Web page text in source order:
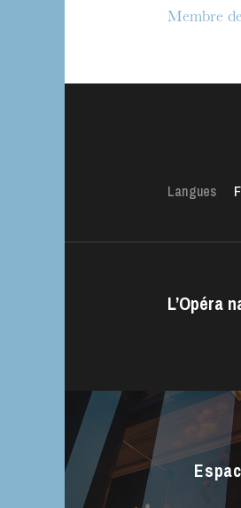
Membre de
Langues
L’Opéra
Direction
Le CCN •
Le Chœur